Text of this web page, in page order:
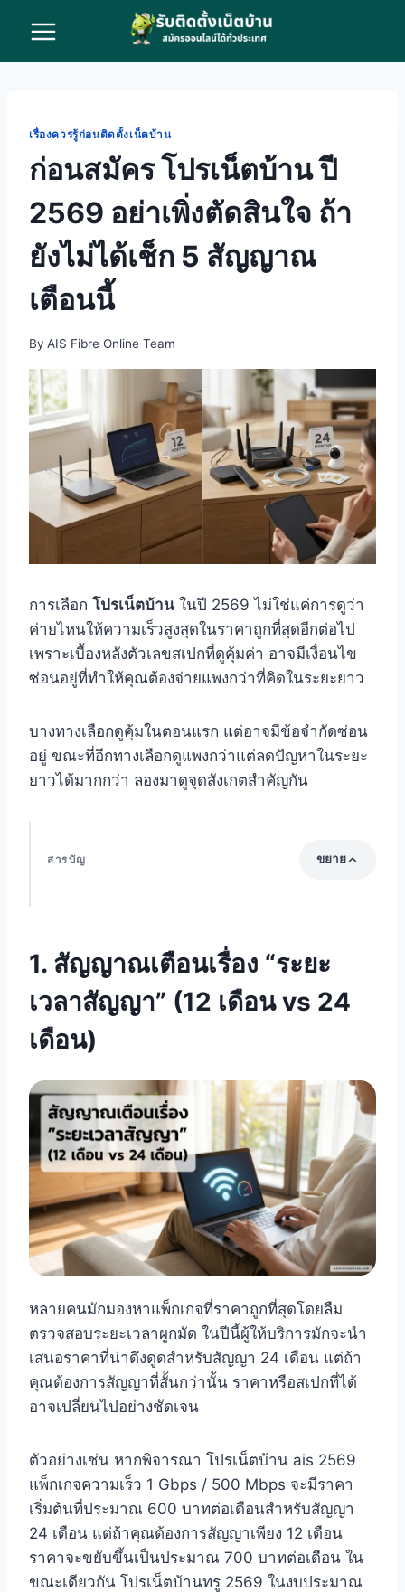
content
เรื่องควรรู้ก่อนติดตั้งเน็ตบ้าน
ก่อนสมัคร โปรเน็ตบ้าน ปี
2569 อย่าเพิ่งตัดสินใจ ถ้า
ยังไม่ได้เช็ก 5 สัญญาณ
เตือนนี้
By AIS Fibre Online Team
การเลือก โปรเน็ตบ้าน ในปี 2569 ไม่ใช่แค่การดูว่า
ค่ายไหนให้ความเร็วสูงสุดในราคาถูกที่สุดอีกต่อไป
เพราะเบื้องหลังตัวเลขสเปกที่ดูคุ้มค่า อาจมีเงื่อนไข
ซ่อนอยู่ที่ทำให้คุณต้องจ่ายแพงกว่าที่คิดในระยะยาว
บางทางเลือกดูคุ้มในตอนแรก แต่อาจมีข้อจำกัดซ่อน
อยู่ ขณะที่อีกทางเลือกดูแพงกว่าแต่ลดปัญหาในระยะ
ยาวได้มากกว่า ลองมาดูจุดสังเกตสำคัญกัน
สารบัญ ขยาย
2. สัญญาณเตือนเรื่อง “ความเร็วเกินความจำเป็น”
(ภาพลวงตาของ 1 Gbps)
3. สัญญาณเตือนเรื่อง “ของแถมที่ไม่ได้ใช้” (กล่อง
ทีวี, กล้องวงจรปิด, ซิมมือถือ)
4. สัญญาณเตือนเรื่อง “ค่าใช้จ่ายแฝงในวันติดตั้ง”
5. สัญญาณเตือนเรื่อง “ข้อจำกัดของพื้นที่”
(คอนโดมิเนียม vs บ้านเดี่ยว)
เรื่องแนะนำ
1. สัญญาณเตือนเรื่อง “ระยะ
เวลาสัญญา” (12 เดือน vs 24
เดือน)
หลายคนมักมองหาแพ็กเกจที่ราคาถูกที่สุดโดยลืม
ตรวจสอบระยะเวลาผูกมัด ในปีนี้ผู้ให้บริการมักจะนำ
เสนอราคาที่น่าดึงดูดสำหรับสัญญา 24 เดือน แต่ถ้า
คุณต้องการสัญญาที่สั้นกว่านั้น ราคาหรือสเปกที่ได้
อาจเปลี่ยนไปอย่างชัดเจน
ตัวอย่างเช่น หากพิจารณา โปรเน็ตบ้าน ais 2569
แพ็กเกจความเร็ว 1 Gbps / 500 Mbps จะมีราคา
เริ่มต้นที่ประมาณ 600 บาทต่อเดือนสำหรับสัญญา
24 เดือน แต่ถ้าคุณต้องการสัญญาเพียง 12 เดือน
ราคาจะขยับขึ้นเป็นประมาณ 700 บาทต่อเดือน ใน
ขณะเดียวกัน โปรเน็ตบ้านทรู 2569 ในงบประมาณ